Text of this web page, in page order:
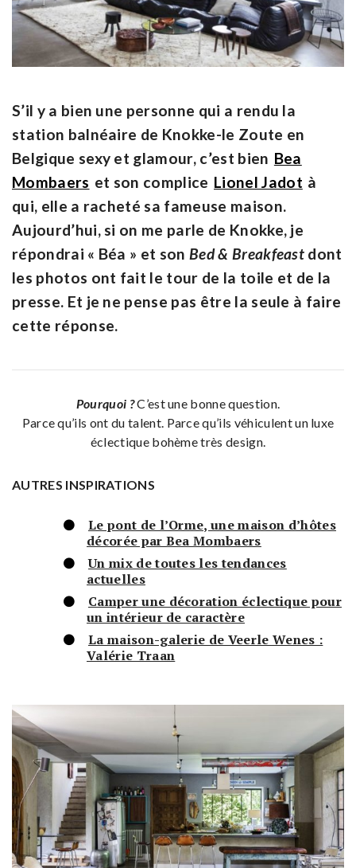
S’il y a bien une personne qui a rendu la
station balnéaire de Knokke-le Zoute en
Belgique sexy et glamour, c’est bien Bea
Mombaers et son complice Lionel Jadot à
qui, elle a racheté sa fameuse maison.
Aujourd’hui, si on me parle de Knokke, je
répondrai « Béa » et son Bed & Breakfeast dont
les photos ont fait le tour de la toile et de la
presse. Et je ne pense pas être la seule à faire
cette réponse.
Pourquoi ?C’est une bonne question.
Parce qu’ils ont du talent. Parce qu’ils véhiculent un luxe
éclectique bohème très design.
AUTRES INSPIRATIONS
Le pont de l’Orme, une maison d’hôtes
décorée par Bea Mombaers
Un mix de toutes les tendances
actuelles
Camper une décoration éclectique pour
un intérieur de caractère
La maison-galerie de Veerle Wenes :
Valérie Traan